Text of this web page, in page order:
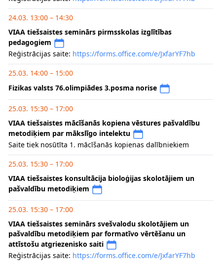
24.03. 13:00 – 14:30
VIAA tiešsaistes seminārs pirmsskolas izglītības
pedagogiem
Reģistrācijas saite: https://forms.office.com/e/JxfarYF7hb
25.03. 14:00 – 15:00
Fizikas valsts 76.olimpiādes 3.posma norise
25.03. 15:30 – 17:00
VIAA tiešsaistes mācīšanās kopiena vēstures pašvaldību
metodiķiem par mākslīgo intelektu
Saite tiek nosūtīta 1. mācīšanās kopienas dalībniekiem
25.03. 15:30 – 17:00
VIAA tiešsaistes konsultācija bioloģijas skolotājiem un
pašvaldību metodiķiem
25.03. 15:30 – 17:00
VIAA tiešsaistes seminārs svešvalodu skolotājiem un
pašvaldību metodiķiem par formatīvo vērtēšanu un
attīstošu atgriezenisko saiti
Reģistrācijas saite: https://forms.office.com/e/JxfarYF7hb